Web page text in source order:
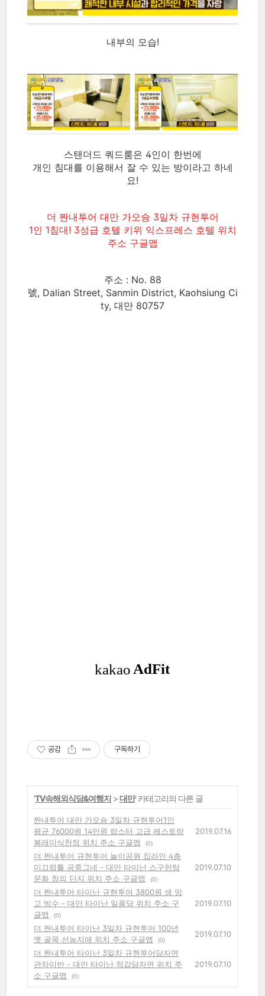
내부의 모습!
스탠더드 쿼드룸은 4인이 한번에
개인 침대를 이용해서 잘 수 있는 방이라고 하네
요!
더 짠내투어 대만 가오슝 3일차 규현투어
1인 1침대! 3성급 호텔 키위 익스프레스 호텔 위치
주소 구글맵
주소 : No. 88
號, Dalian Street, Sanmin District, Kaohsiung Ci
ty, 대만 80757
공감 구독하기
'TV속해외식당&여행지 >대만' 카테고리의 다른 글
짠내투어 대만 가오슝 3일차 규현투어1인
평균 76000원 14만원 랍스터 고급 레스토랑
봉래미식찬정 위치 주소 구글맵
(0)
2019.07.16
더 짠내투어 규현투어 놀이공원 집라인 4층
미끄럼틀 공중그네 - 대만 타이난 스구런탕
문화 창의 단지 위치 주소 구글맵
(0)
2019.07.10
더 짠내투어 타이난 규현투어 3800원 생 망
고 빙수 - 대만 타이난 일품당 위치 주소 구
글맵
(0)
2019.07.10
더 짠내투어 타이난 3일차 규현투어 100년
옛 골목 선농지애 위치 주소 구글맵
(0)
2019.07.10
더 짠내투어 타이난 3일차 규현투어담자면
관차이반 - 대만 타이난 적감담자면 위치 주
소 구글맵
(0)
2019.07.10